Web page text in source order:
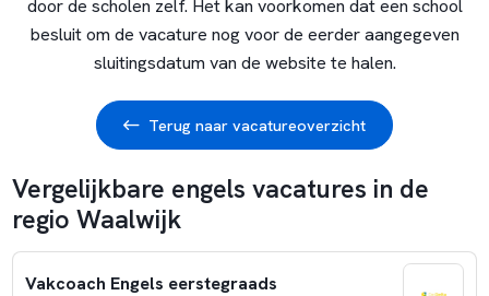
door de scholen zelf. Het kan voorkomen dat een school
besluit om de vacature nog voor de eerder aangegeven
sluitingsdatum van de website te halen.
Terug naar vacatureoverzicht
Vergelijkbare engels vacatures in de
regio Waalwijk
Vakcoach Engels eerstegraads